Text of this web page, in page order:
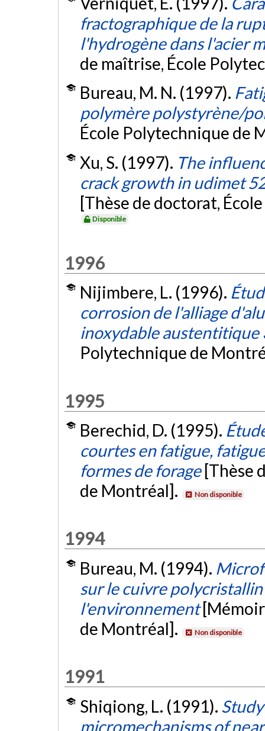
fractographique de la
l'hydrogène dans l'acier
de maîtrise, École
Bureau, M. N. (1997).
polymère polystyrène/
École Polytechnique de
Xu, S. (1997). The
crack growth in udimet
[Thèse de doctorat,
Disponible
1996
Nijimbere, L. (1996).
corrosion de l'alliage
inoxydable austentitique
Polytechnique de
1995
Berechid, D. (1995).
courtes en fatigue,
formes de forage [Thèse
de Montréal].
Non disponible
1994
Bureau, M. (1994).
sur le cuivre
l'environnement
de Montréal].
Non disponible
1991
Shiqiong, L. (1991).
micromechanisms of